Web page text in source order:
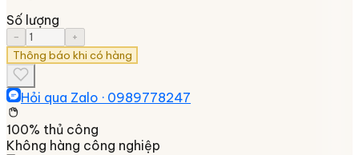
Số lượng
−
+
Thông báo khi có hàng
Hỏi qua Zalo · 0989778247
100% thủ công
Không hàng công nghiệp